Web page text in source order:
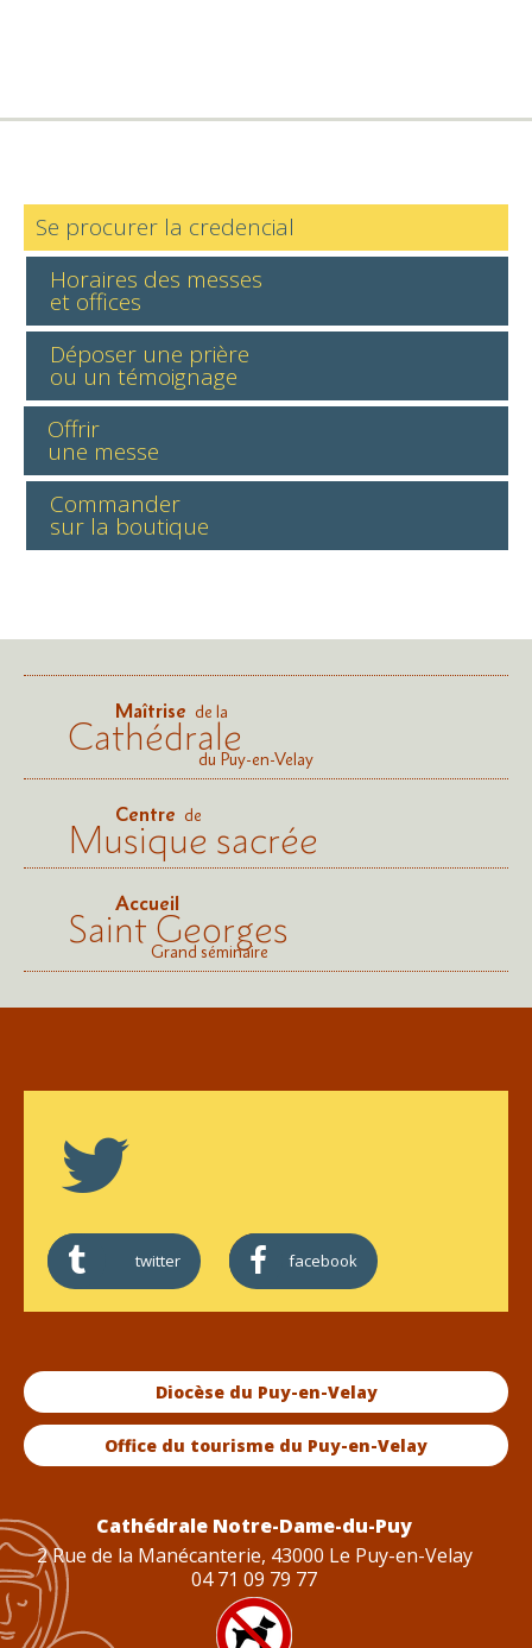
Se procurer la credencial
Horaires des messes
et offices
Déposer une prière
ou un témoignage
Offrir
une messe
Commander
sur la boutique
Maîtrise de la
Cathédraledu Puy-en-Velay
Centre de
Musique sacrée
Accueil
Saint Georges
Grand séminaire
twitter facebook
Diocèse du Puy-en-Velay
Office du tourisme du Puy-en-Velay
Cathédrale Notre-Dame-du-Puy
2 Rue de la Manécanterie, 43000 Le Puy-en-Velay
04 71 09 79 77